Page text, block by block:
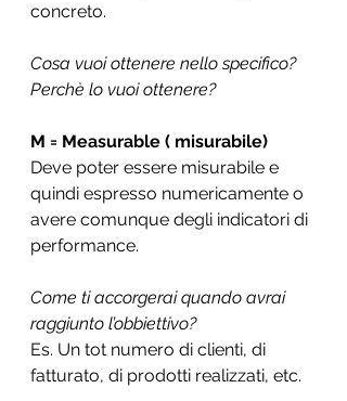
concreto.
Cosa vuoi ottenere nello specifico?
Perchè lo vuoi ottenere?
M = Measurable ( misurabile)
Deve poter essere misurabile e
quindi espresso numericamente o
avere comunque degli indicatori di
performance.
Come ti accorgerai quando avrai
raggiunto l’obbiettivo?
Es. Un tot numero di clienti, di
fatturato, di prodotti realizzati, etc.